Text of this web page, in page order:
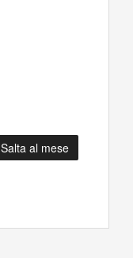
Salta al mese